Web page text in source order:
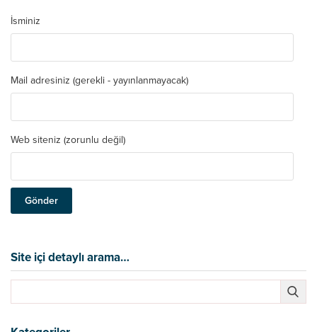
İsminiz
Mail adresiniz (gerekli - yayınlanmayacak)
Web siteniz (zorunlu değil)
Site içi detaylı arama…